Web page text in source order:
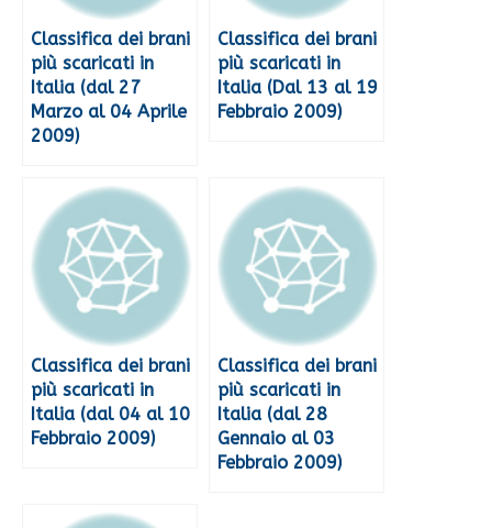
Classifica dei brani
più scaricati in
Italia (dal 27
Marzo al 04 Aprile
2009)
Classifica dei brani
più scaricati in
Italia (Dal 13 al 19
Febbraio 2009)
Classifica dei brani
più scaricati in
Italia (dal 04 al 10
Febbraio 2009)
Classifica dei brani
più scaricati in
Italia (dal 28
Gennaio al 03
Febbraio 2009)